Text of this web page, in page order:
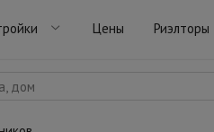
Цены Риэлторы
дом